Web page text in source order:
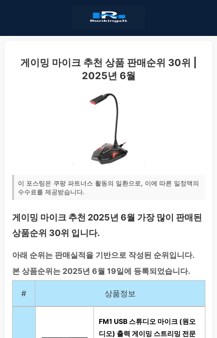
게이밍 마이크 추천 상품 판매순위 30위 |
2025년 6월
이 포스팅은 쿠팡 파트너스 활동의 일환으로, 이에 따른 일정액의
수수료를 제공받습니다.
게이밍 마이크 추천 2025년 6월 가장 많이 판매된
상품순위 30위 입니다.
아래 순위는 판매실적을 기반으로 작성된 순위입니다.
본 상품순위는 2025년 6월 19일에 등록되었습니다.
# 상품정보
FM1 USB 스튜디오 마이크 (원오
디오) 출력 게이밍 스트리밍 전문